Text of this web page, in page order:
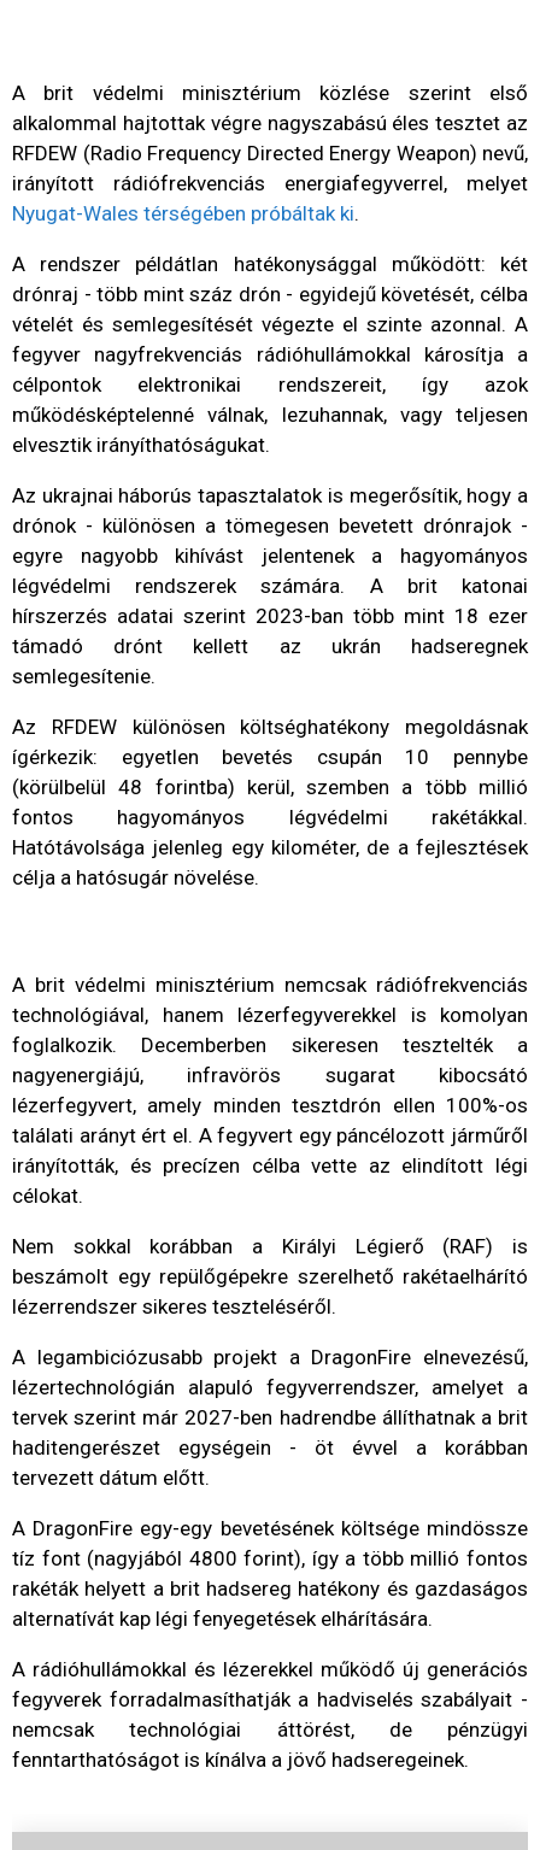
A brit védelmi minisztérium közlése szerint első
alkalommal hajtottak végre nagyszabású éles tesztet az
RFDEW (Radio Frequency Directed Energy Weapon) nevű,
irányított rádiófrekvenciás energiafegyverrel, melyet
Nyugat-Wales térségében próbáltak ki.
A rendszer példátlan hatékonysággal működött: két
drónraj - több mint száz drón - egyidejű követését, célba
vételét és semlegesítését végezte el szinte azonnal. A
fegyver nagyfrekvenciás rádióhullámokkal károsítja a
célpontok elektronikai rendszereit, így azok
működésképtelenné válnak, lezuhannak, vagy teljesen
elvesztik irányíthatóságukat.
Az ukrajnai háborús tapasztalatok is megerősítik, hogy a
drónok - különösen a tömegesen bevetett drónrajok -
egyre nagyobb kihívást jelentenek a hagyományos
légvédelmi rendszerek számára. A brit katonai
hírszerzés adatai szerint 2023-ban több mint 18 ezer
támadó drónt kellett az ukrán hadseregnek
semlegesítenie.
Az RFDEW különösen költséghatékony megoldásnak
ígérkezik: egyetlen bevetés csupán 10 pennybe
(körülbelül 48 forintba) kerül, szemben a több millió
fontos hagyományos légvédelmi rakétákkal.
Hatótávolsága jelenleg egy kilométer, de a fejlesztések
célja a hatósugár növelése.
A brit védelmi minisztérium nemcsak rádiófrekvenciás
technológiával, hanem lézerfegyverekkel is komolyan
foglalkozik. Decemberben sikeresen tesztelték a
nagyenergiájú, infravörös sugarat kibocsátó
lézerfegyvert, amely minden tesztdrón ellen 100%-os
találati arányt ért el. A fegyvert egy páncélozott járműről
irányították, és precízen célba vette az elindított légi
célokat.
Nem sokkal korábban a Királyi Légierő (RAF) is
beszámolt egy repülőgépekre szerelhető rakétaelhárító
lézerrendszer sikeres teszteléséről.
A legambiciózusabb projekt a DragonFire elnevezésű,
lézertechnológián alapuló fegyverrendszer, amelyet a
tervek szerint már 2027-ben hadrendbe állíthatnak a brit
haditengerészet egységein - öt évvel a korábban
tervezett dátum előtt.
A DragonFire egy-egy bevetésének költsége mindössze
tíz font (nagyjából 4800 forint), így a több millió fontos
rakéták helyett a brit hadsereg hatékony és gazdaságos
alternatívát kap légi fenyegetések elhárítására.
A rádióhullámokkal és lézerekkel működő új generációs
fegyverek forradalmasíthatják a hadviselés szabályait -
nemcsak technológiai áttörést, de pénzügyi
fenntarthatóságot is kínálva a jövő hadseregeinek.